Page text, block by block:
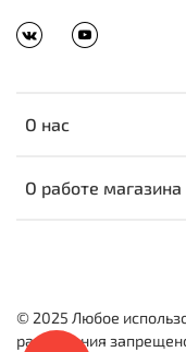
О нас
О работе магазина
© 2025 Любое
разрешения